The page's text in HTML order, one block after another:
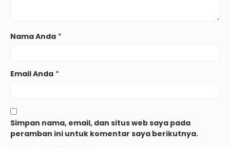
Nama Anda *
Email Anda *
Simpan nama, email, dan situs web saya pada
peramban ini untuk komentar saya berikutnya.